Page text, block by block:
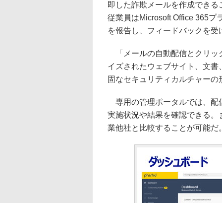
即した詐欺メールを作成でき
従業員はMicrosoft Office 365プ
を報告し、フィードバックを
「メールの自動配信とクリッ
イズされたウェブサイト、文
固なセキュリティカルチャー
専用の管理ポータルでは、配
実施状況や結果を確認できる
業他社と比較することが可能だ